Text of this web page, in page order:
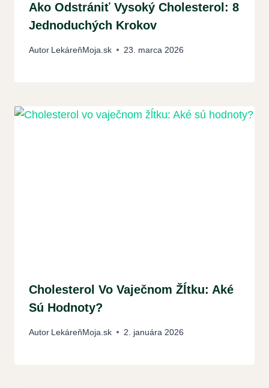
Ako Odstrániť Vysoký Cholesterol: 8
Jednoduchých Krokov
Autor LekáreňMoja.sk 23. marca 2026
Cholesterol Vo Vaječnom Žĺtku: Aké
Sú Hodnoty?
Autor LekáreňMoja.sk 2. januára 2026